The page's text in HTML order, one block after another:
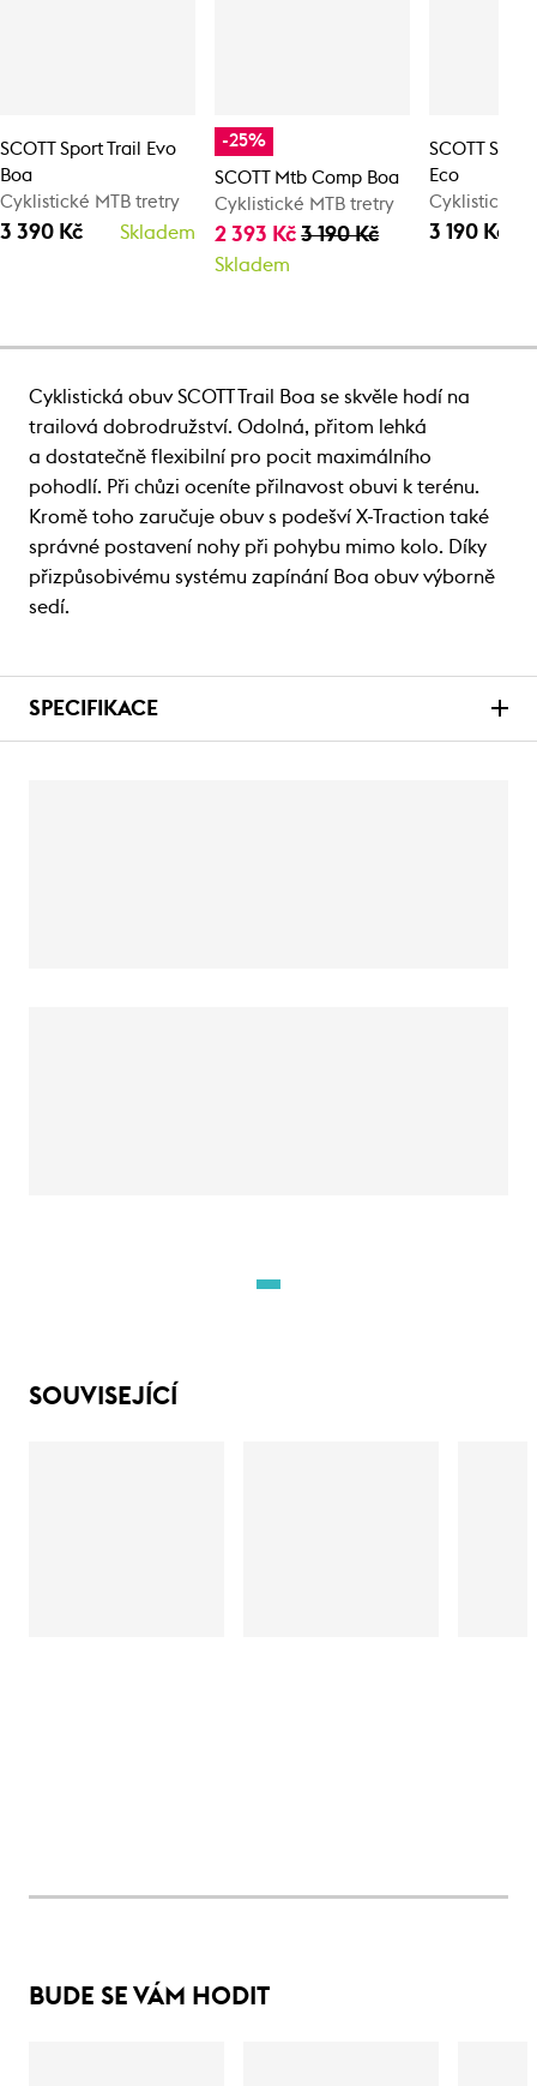
SCOTT Sport Trail Evo
Boa
Cyklistické MTB tretry
3 390 Kč Skladem
-25%
SCOTT Mtb Comp Boa
Cyklistické MTB tretry
2 393 Kč3 190 Kč
Skladem
SCOTT
Eco
Cyklistické
3 190 Kč
Cyklistická obuv SCOTT Trail Boa se skvěle hodí na
trailová dobrodružství. Odolná, přitom lehká
a dostatečně flexibilní pro pocit maximálního
pohodlí. Při chůzi oceníte přilnavost obuvi k terénu.
Kromě toho zaručuje obuv s podešví X-Traction také
správné postavení nohy při pohybu mimo kolo. Díky
přizpůsobivému systému zapínání Boa obuv výborně
sedí.
SPECIFIKACE
SOUVISEJÍCÍ
BUDE SE VÁM HODIT